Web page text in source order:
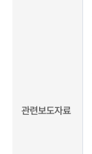
관련보도자료